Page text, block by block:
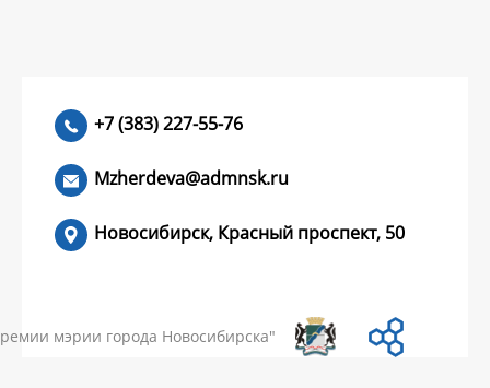
+7 (383) 227-55-76
Mzherdeva@admnsk.ru
Новосибирск, Красный проспект, 50
мэрии города Новосибирска"